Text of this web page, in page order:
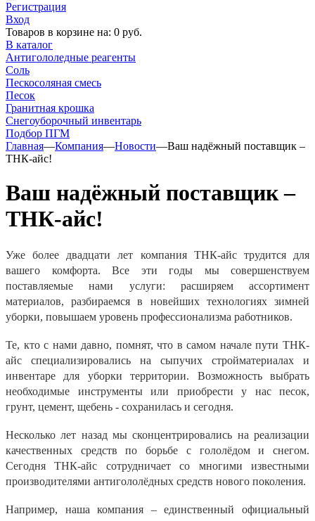
Регистрация
Вход
Товаров в корзине на: 0 руб.
В каталог
Антигололедные реагенты
Соль
Пескосоляная смесь
Песок
Гранитная крошка
Cнегоуборочный инвентарь
Подбор ПГМ
Главная—Компания—Новости—Ваш надёжный поставщик –
ТНК-айс!
Ваш надёжный поставщик –
ТНК-айс!
Уже более двадцати лет компания ТНК-айс трудится для
вашего комфорта. Все эти годы мы совершенствуем
поставляемые нами услуги: расширяем ассортимент
материалов, разбираемся в новейших технологиях зимней
уборки, повышаем уровень профессионализма работников.
Те, кто с нами давно, помнят, что в самом начале пути ТНК-
айс специализировались на сыпучих стройматериалах и
инвентаре для уборки территории. Возможность выбрать
необходимые инструменты или приобрести у нас песок,
грунт, цемент, щебень - сохранилась и сегодня.
Несколько лет назад мы сконцентрировались на реализации
качественных средств по борьбе с гололёдом и снегом.
Сегодня ТНК-айс сотрудничает со многими известными
производителями антигололёдных средств нового поколения.
Например, наша компания – единственный официальный